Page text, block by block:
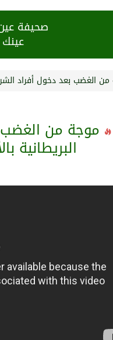
صحيفة
الغضب بعد دخول أفراد
موجة من الغضب
البريطانية